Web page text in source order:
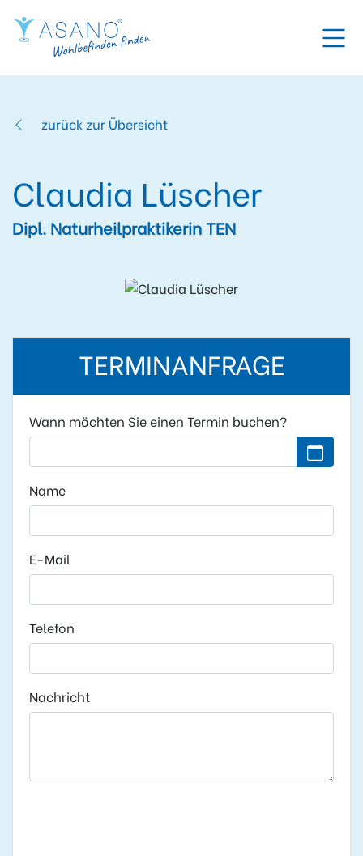
zurück zur Übersicht
Claudia Lüscher
Dipl. Naturheilpraktikerin TEN
TERMINANFRAGE
Wann möchten Sie einen Termin buchen?
Kein
Name
E-Mail
Telefon
Nachricht